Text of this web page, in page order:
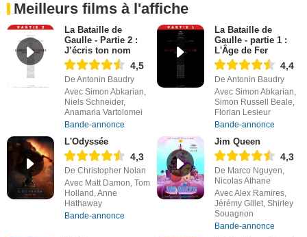
Meilleurs films à l'affiche
La Bataille de
Gaulle - Partie 2 :
J’écris ton nom
4,5
De Antonin Baudry
Avec Simon Abkarian,
Niels Schneider,
Anamaria Vartolomei
Bande-annonce
La Bataille de
Gaulle - partie 1 :
L'Âge de Fer
4,4
De Antonin Baudry
Avec Simon Abkarian,
Simon Russell Beale,
Florian Lesieur
Bande-annonce
L'Odyssée
4,3
De Christopher Nolan
Avec Matt Damon, Tom
Holland, Anne
Hathaway
Bande-annonce
Jim Queen
4,3
De Marco Nguyen,
Nicolas Athane
Avec Alex Ramires,
Jérémy Gillet, Shirley
Souagnon
Bande-annonce